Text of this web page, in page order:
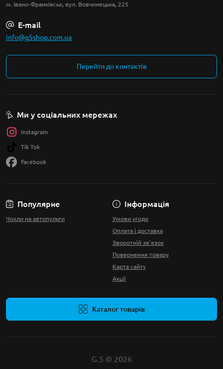
м. Івано-Франківськ, вул. Вовчинецька, 225
E-mail
info@g5shop.com.ua
Перейти до контактів
Популярне
Чохли на автопульти
Інформація
Умови угоди
Оплата і доставка
Зворотній зв'язок
Повернення товару
Карта сайту
Акції
Каталог товарів
Ми у соціальних мережах
Instagram
Tik Tok
Facebook
G.5 © 2026